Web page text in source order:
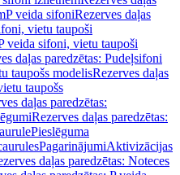
P veida sifoniRezerves daļas
vietu taupoši
veida sifoni, vietu taupoši
daļas paredzētas: Pudeļsifoni
taupošs modelisRezerves daļas
taupošs
daļas paredzētas:
Rezerves daļas paredzētas:
Pieslēguma
PagarinājumiAktivizācijas
daļas paredzētas: Noteces